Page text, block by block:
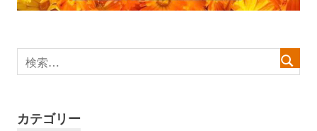
シ
ョ
ン
カテゴリー